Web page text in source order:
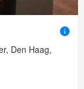
Den Haag,